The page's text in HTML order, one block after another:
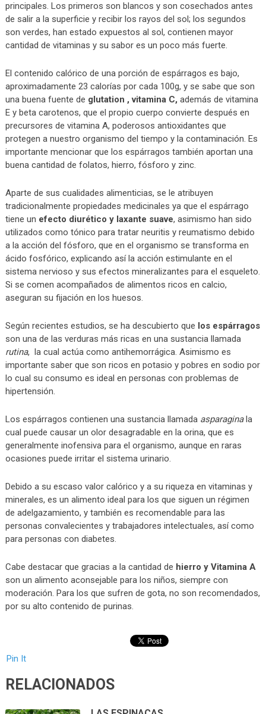
principales. Los primeros son blancos y son cosechados antes
de salir a la superficie y recibir los rayos del sol; los segundos
son verdes, han estado expuestos al sol, contienen mayor
cantidad de vitaminas y su sabor es un poco más fuerte.
El contenido calórico de una porción de espárragos es bajo,
aproximadamente 23 calorías por cada 100g, y se sabe que son
una buena fuente de glutation , vitamina C, además de vitamina
E y beta carotenos, que el propio cuerpo convierte después en
precursores de vitamina A, poderosos antioxidantes que
protegen a nuestro organismo del tiempo y la contaminación. Es
importante mencionar que los espárragos también aportan una
buena cantidad de folatos, hierro, fósforo y zinc.
Aparte de sus cualidades alimenticias, se le atribuyen
tradicionalmente propiedades medicinales ya que el espárrago
tiene un efecto diurético y laxante suave, asimismo han sido
utilizados como tónico para tratar neuritis y reumatismo debido
a la acción del fósforo, que en el organismo se transforma en
ácido fosfórico, explicando así la acción estimulante en el
sistema nervioso y sus efectos mineralizantes para el esqueleto.
Si se comen acompañados de alimentos ricos en calcio,
aseguran su fijación en los huesos.
Según recientes estudios, se ha descubierto que los espárragos
son una de las verduras más ricas en una sustancia llamada
rutina, la cual actúa como antihemorrágica. Asimismo es
importante saber que son ricos en potasio y pobres en sodio por
lo cual su consumo es ideal en personas con problemas de
hipertensión.
Los espárragos contienen una sustancia llamada asparaginala
cual puede causar un olor desagradable en la orina, que es
generalmente inofensiva para el organismo, aunque en raras
ocasiones puede irritar el sistema urinario.
Debido a su escaso valor calórico y a su riqueza en vitaminas y
minerales, es un alimento ideal para los que siguen un régimen
de adelgazamiento, y también es recomendable para las
personas convalecientes y trabajadores intelectuales, así como
para personas con diabetes.
Cabe destacar que gracias a la cantidad de hierro y Vitamina A
son un alimento aconsejable para los niños, siempre con
moderación. Para los que sufren de gota, no son recomendados,
por su alto contenido de purinas.
Pin It
RELACIONADOS